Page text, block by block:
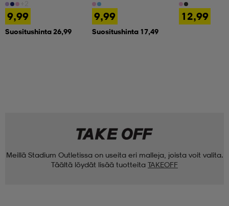
9,99
Suositushinta 26,99
9,99
Suositushinta 17,49
12,99
Meillä Stadium Outletissa on useita eri malleja, joista voit valita.
Täältä löydät lisää tuotteita TAKEOFF